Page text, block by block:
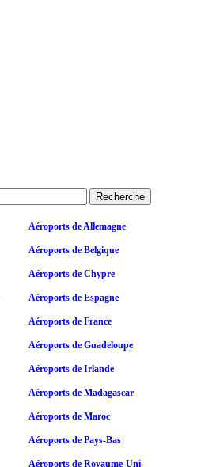
Aéroports de Allemagne
Aéroports de Belgique
Aéroports de Chypre
Aéroports de Espagne
Aéroports de France
Aéroports de Guadeloupe
Aéroports de Irlande
Aéroports de Madagascar
Aéroports de Maroc
Aéroports de Pays-Bas
Aéroports de Royaume-Uni